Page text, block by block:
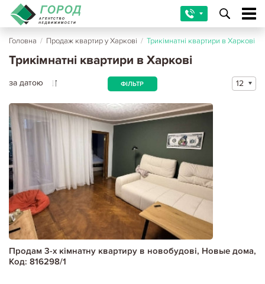
Головна / Продаж квартир у Харкові / Трикімнатні квартири в Харкові
Трикімнатні квартири в Харкові
за датою ФІЛЬТР 12
Продам 3-х кімнатну квартиру в новобудові, Новые дома,
Код: 816298/1